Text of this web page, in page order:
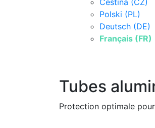
Čeština (CZ)
Polski (PL)
Deutsch (DE)
Français (FR)
Tubes
Protection optimale